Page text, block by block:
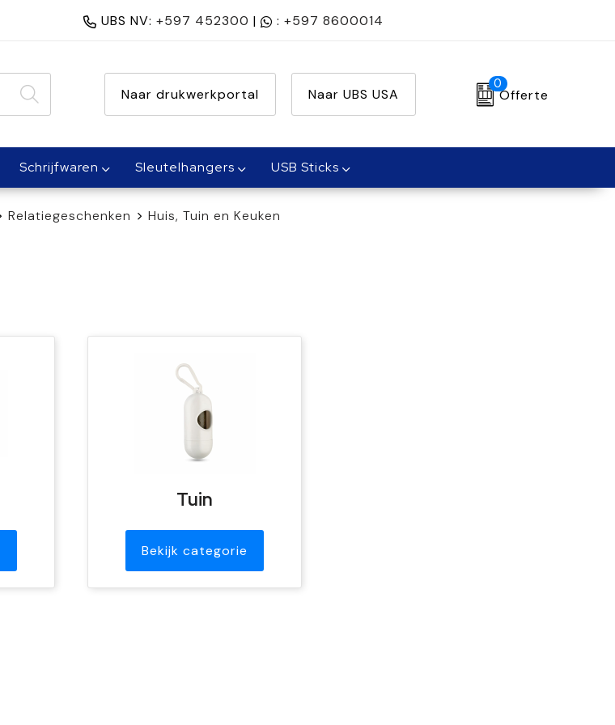
UBS NV: +597 452300 | : +597 8600014
Naar drukwerkportal Naar UBS USA
0
Offerte
Schrijfwaren Sleutelhangers USB Sticks
Relatiegeschenken Huis, Tuin en Keuken
Tuin
Bekijk categorie